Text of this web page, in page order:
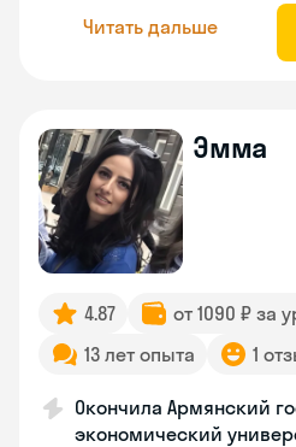
Читать дальше
Эмма
4.87
от 1090 ₽ за
13 лет опыта
1
Окончила Армянский
экономический